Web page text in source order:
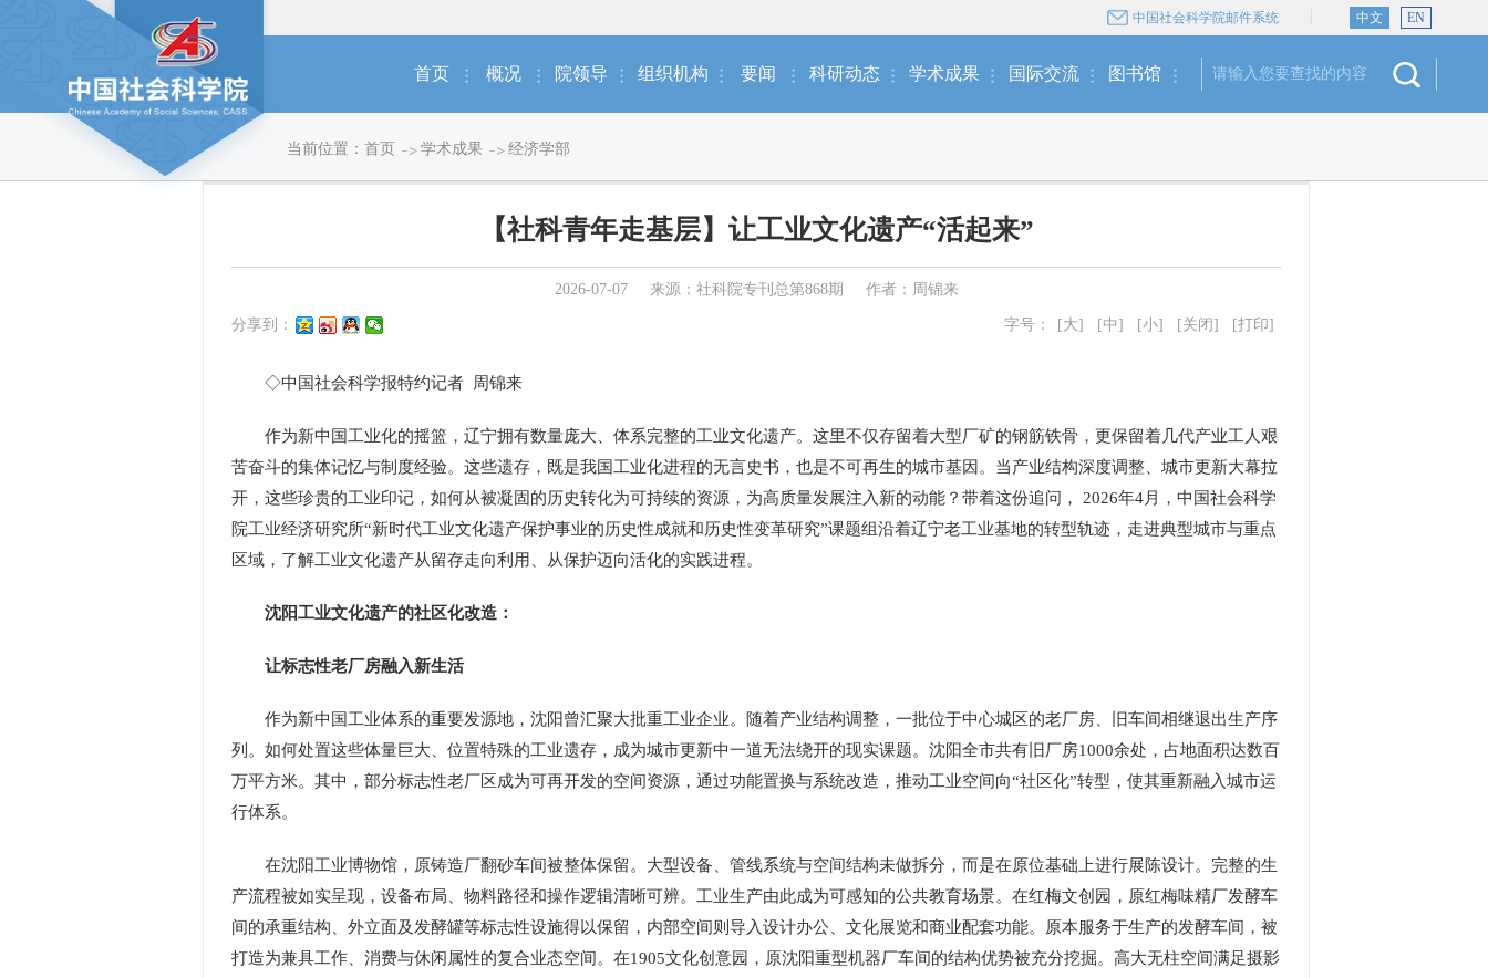
中国社会科学院邮件系统 中文 EN
首页 概况 院领导 组织机构 要闻 科研动态 学术成果 国际交流 图书馆
当前位置： 首页 学术成果 经济学部
【社科青年走基层】让工业文化遗产“活起来”
2026-07-07 来源：社科院专刊总第868期 作者：周锦来
分享到： 字号： [大] [中] [小] [关闭] [打印]
◇中国社会科学报特约记者 周锦来
作为新中国工业化的摇篮，辽宁拥有数量庞大、体系完整的工业文化遗产。这里不仅存留着大型厂矿的钢筋铁骨，更保留着几代产业工人艰
苦奋斗的集体记忆与制度经验。这些遗存，既是我国工业化进程的无言史书，也是不可再生的城市基因。当产业结构深度调整、城市更新大幕拉
开，这些珍贵的工业印记，如何从被凝固的历史转化为可持续的资源，为高质量发展注入新的动能？带着这份追问， 2026年4月，中国社会科学
院工业经济研究所“新时代工业文化遗产保护事业的历史性成就和历史性变革研究”课题组沿着辽宁老工业基地的转型轨迹，走进典型城市与重点
区域，了解工业文化遗产从留存走向利用、从保护迈向活化的实践进程。
沈阳工业文化遗产的社区化改造：
让标志性老厂房融入新生活
作为新中国工业体系的重要发源地，沈阳曾汇聚大批重工业企业。随着产业结构调整，一批位于中心城区的老厂房、旧车间相继退出生产序
列。如何处置这些体量巨大、位置特殊的工业遗存，成为城市更新中一道无法绕开的现实课题。沈阳全市共有旧厂房1000余处，占地面积达数百
万平方米。其中，部分标志性老厂区成为可再开发的空间资源，通过功能置换与系统改造，推动工业空间向“社区化”转型，使其重新融入城市运
行体系。
在沈阳工业博物馆，原铸造厂翻砂车间被整体保留。大型设备、管线系统与空间结构未做拆分，而是在原位基础上进行展陈设计。完整的生
产流程被如实呈现，设备布局、物料路径和操作逻辑清晰可辨。工业生产由此成为可感知的公共教育场景。在红梅文创园，原红梅味精厂发酵车
间的承重结构、外立面及发酵罐等标志性设施得以保留，内部空间则导入设计办公、文化展览和商业配套功能。原本服务于生产的发酵车间，被
打造为兼具工作、消费与休闲属性的复合业态空间。在1905文化创意园，原沈阳重型机器厂车间的结构优势被充分挖掘。高大无柱空间满足摄影